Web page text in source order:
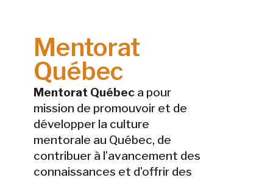
Mentorat
Québec
Mentorat Québec a pour
mission de promouvoir et de
développer la culture
mentorale au Québec, de
contribuer à l’avancement des
connaissances et d’offrir des